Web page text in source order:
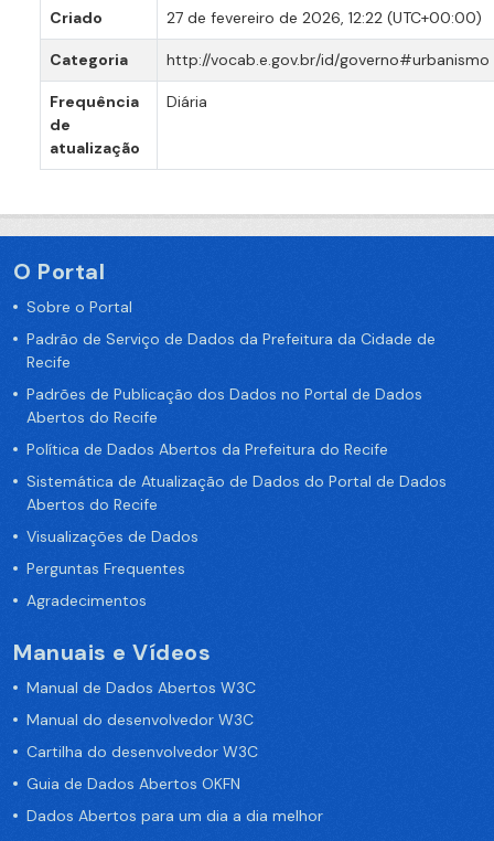
Criado 27 de fevereiro de 2026, 12:22 (UTC+00:00)
Categoria http://vocab.e.gov.br/id/governo#urbanismo
Frequência
de
atualização
Diária
O Portal
Sobre o Portal
Padrão de Serviço de Dados da Prefeitura da Cidade de
Recife
Padrões de Publicação dos Dados no Portal de Dados
Abertos do Recife
Política de Dados Abertos da Prefeitura do Recife
Sistemática de Atualização de Dados do Portal de Dados
Abertos do Recife
Visualizações de Dados
Perguntas Frequentes
Agradecimentos
Manuais e Vídeos
Manual de Dados Abertos W3C
Manual do desenvolvedor W3C
Cartilha do desenvolvedor W3C
Guia de Dados Abertos OKFN
Dados Abertos para um dia a dia melhor